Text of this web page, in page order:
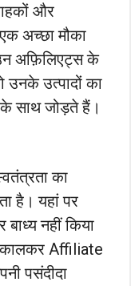
और
अच्छा मौका
उन अफ़िलिएट्स के
उनके उत्पादों का
साथ जोड़ते हैं।
का
है। यहां पर
नहीं किया
Affiliate
पसंदीदा